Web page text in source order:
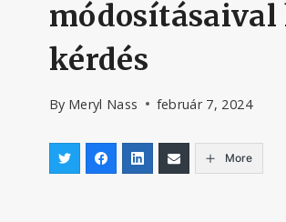
módosításaival
kérdés
By Meryl Nass február 7, 2024
More